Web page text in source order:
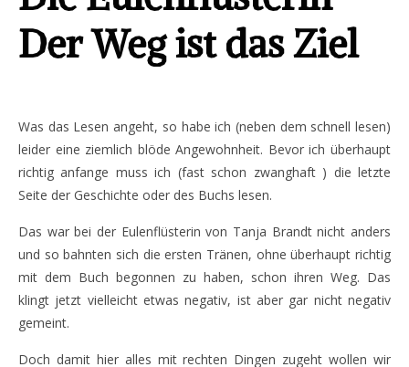
Der Weg ist das Ziel
Was das Lesen angeht, so habe ich (neben dem schnell lesen)
leider eine ziemlich blöde Angewohnheit. Bevor ich überhaupt
richtig anfange muss ich (fast schon zwanghaft ) die letzte
Seite der Geschichte oder des Buchs lesen.
Das war bei der Eulenflüsterin von Tanja Brandt nicht anders
und so bahnten sich die ersten Tränen, ohne überhaupt richtig
mit dem Buch begonnen zu haben, schon ihren Weg. Das
klingt jetzt vielleicht etwas negativ, ist aber gar nicht negativ
gemeint.
Doch damit hier alles mit rechten Dingen zugeht wollen wir